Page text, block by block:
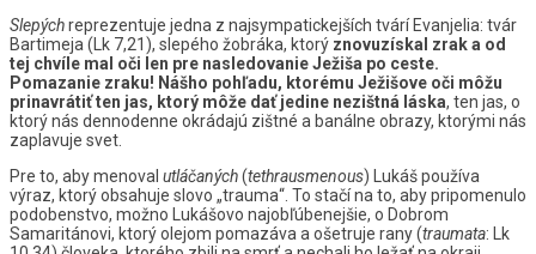
Slepýchreprezentuje jedna z najsympatickejších tvárí Evanjelia: tvár
Bartimeja (Lk 7,21), slepého žobráka, ktorý znovuzískal zrak a od
tej chvíle mal oči len pre nasledovanie Ježiša po ceste.
Pomazanie zraku! Nášho pohľadu, ktorému Ježišove oči môžu
prinavrátiť ten jas, ktorý môže dať jedine nezištná láska, ten jas, o
ktorý nás dennodenne okrádajú zištné a banálne obrazy, ktorými nás
zaplavuje svet.
Pre to, aby menoval utláčaných(tethrausmenous) Lukáš používa
výraz, ktorý obsahuje slovo „trauma“. To stačí na to, aby pripomenulo
podobenstvo, možno Lukášovo najobľúbenejšie, o Dobrom
Samaritánovi, ktorý olejom pomazáva a ošetruje rany (traumata: Lk